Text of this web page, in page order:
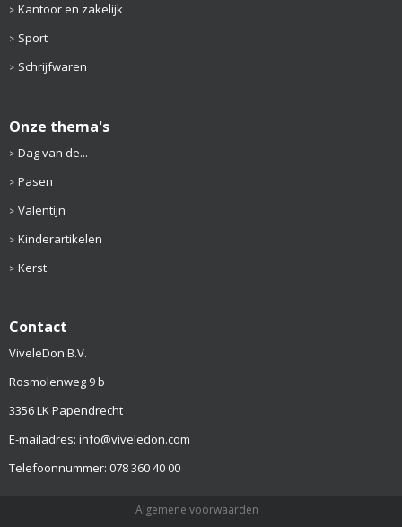
Kantoor en zakelijk
Sport
Schrijfwaren
Onze thema's
Dag van de...
Pasen
Valentijn
Kinderartikelen
Kerst
Contact
ViveleDon B.V.
Rosmolenweg 9 b
3356 LK Papendrecht
E-mailadres: info@viveledon.com
Telefoonnummer: 078 360 40 00
Algemene voorwaarden